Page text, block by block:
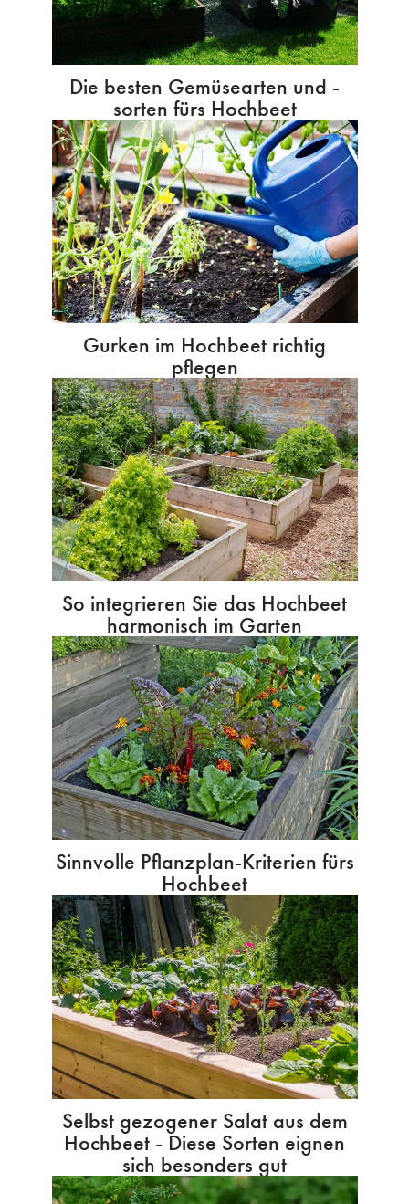
Die besten Gemüsearten und -
sorten fürs Hochbeet
Gurken im Hochbeet richtig
pflegen
So integrieren Sie das Hochbeet
harmonisch im Garten
Sinnvolle Pflanzplan-Kriterien fürs
Hochbeet
Selbst gezogener Salat aus dem
Hochbeet - Diese Sorten eignen
sich besonders gut